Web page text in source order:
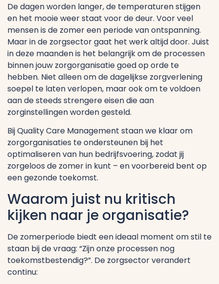
De dagen worden langer, de temperaturen stijgen
en het mooie weer staat voor de deur. Voor veel
mensen is de zomer een periode van ontspanning.
Maar in de zorgsector gaat het werk altijd door. Juist
in deze maanden is het belangrijk om de processen
binnen jouw zorgorganisatie goed op orde te
hebben. Niet alleen om de dagelijkse zorgverlening
soepel te laten verlopen, maar ook om te voldoen
aan de steeds strengere eisen die aan
zorginstellingen worden gesteld.
Bij Quality Care Management staan we klaar om
zorgorganisaties te ondersteunen bij het
optimaliseren van hun bedrijfsvoering, zodat jij
zorgeloos de zomer in kunt – en voorbereid bent op
een gezonde toekomst.
Waarom juist nu kritisch
kijken naar je organisatie?
De zomerperiode biedt een ideaal moment om stil te
staan bij de vraag: “Zijn onze processen nog
toekomstbestendig?”. De zorgsector verandert
continu: